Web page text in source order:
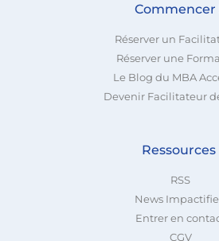
Commencer
Réserver un
Réserver une
Le Blog du MBA
Devenir Facilitateur
Ressources
RSS
News
Entrer en
CGV